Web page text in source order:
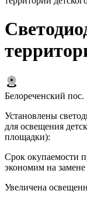
Белореченский пос.
Установлены
для освещения
площадки):
Срок окупаемости
экономим на
Увеличена